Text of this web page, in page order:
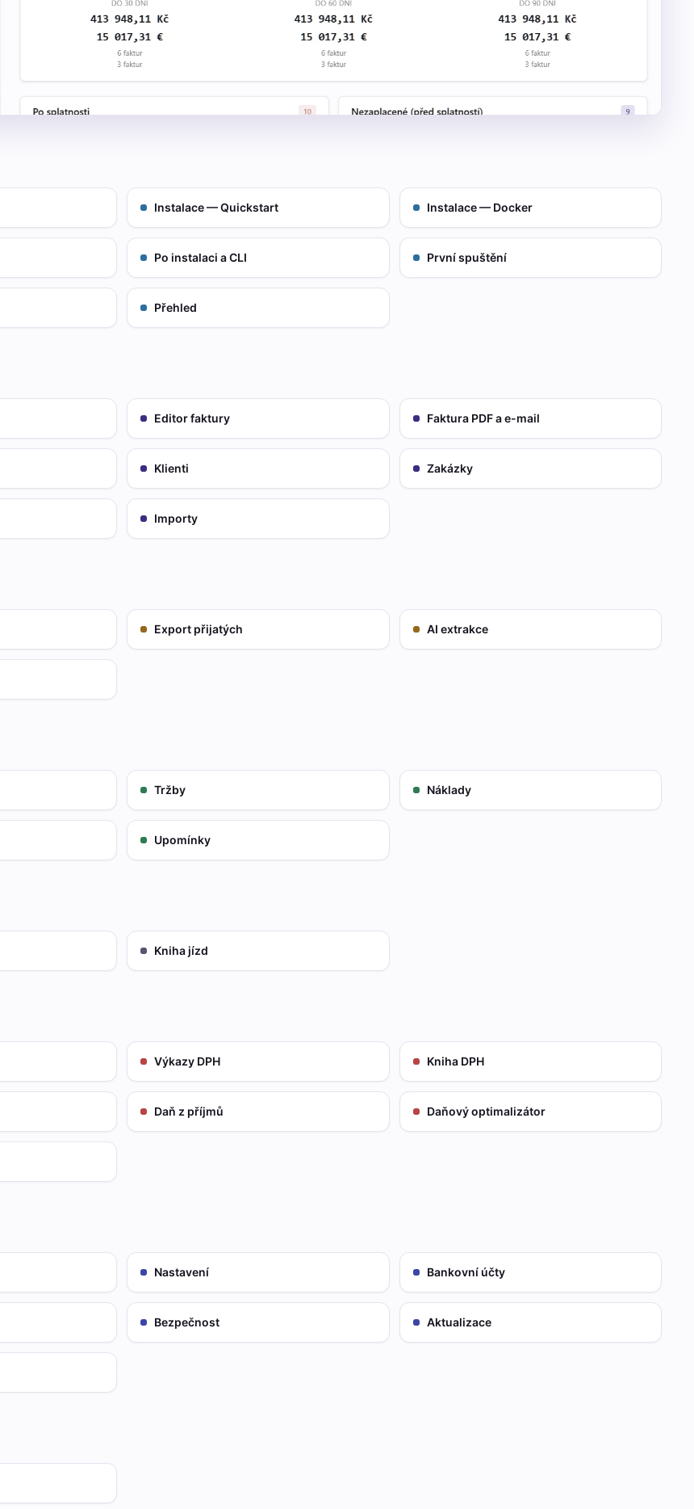
Instalace — Quickstart Instalace — Docker
Po instalaci a CLI První spuštění
Přehled
Editor faktury Faktura PDF a e-mail
Klienti Zakázky
Importy
Export přijatých AI extrakce
Tržby Náklady
Upomínky
Kniha jízd
Výkazy DPH Kniha DPH
Daň z příjmů Daňový optimalizátor
Nastavení Bankovní účty
Bezpečnost Aktualizace